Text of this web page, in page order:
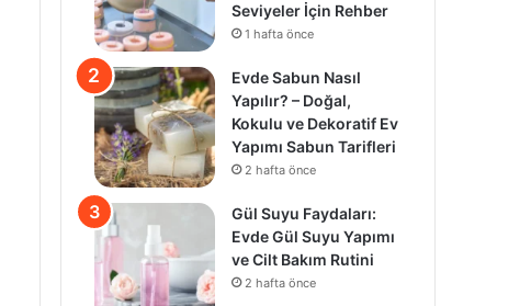
Seviyeler İçin Rehber
1 hafta önce
Evde Sabun Nasıl
Yapılır? – Doğal,
Kokulu ve Dekoratif Ev
Yapımı Sabun Tarifleri
2 hafta önce
Gül Suyu Faydaları:
Evde Gül Suyu Yapımı
ve Cilt Bakım Rutini
2 hafta önce